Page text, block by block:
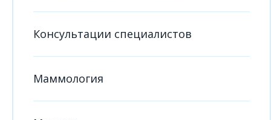
Консультации специалистов
Маммология